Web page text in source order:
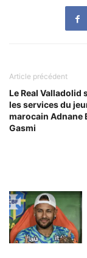
Article précédent
Le Real Valladolid
les services du
marocain Adnane
Gasmi